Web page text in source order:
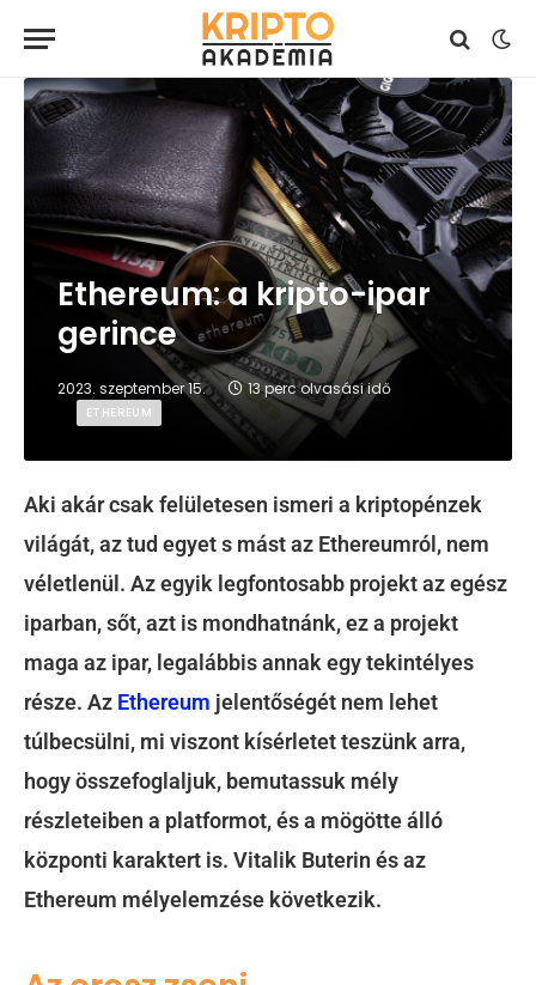
Ethereum: a kripto-ipar
gerince
2023. szeptember 15. 13 perc olvasási idő
ETHEREUM
Aki akár csak felületesen ismeri a kriptopénzek
világát, az tud egyet s mást az Ethereumról, nem
véletlenül. Az egyik legfontosabb projekt az egész
iparban, sőt, azt is mondhatnánk, ez a projekt
maga az ipar, legalábbis annak egy tekintélyes
része. Az Ethereum jelentőségét nem lehet
túlbecsülni, mi viszont kísérletet teszünk arra,
hogy összefoglaljuk, bemutassuk mély
részleteiben a platformot, és a mögötte álló
központi karaktert is. Vitalik Buterin és az
Ethereum mélyelemzése következik.